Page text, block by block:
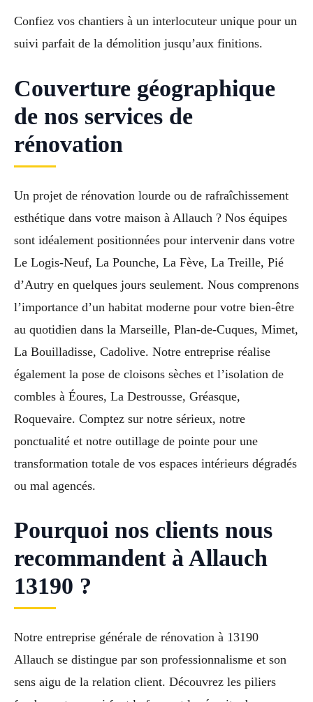
Confiez vos chantiers à un interlocuteur unique pour un
suivi parfait de la démolition jusqu’aux finitions.
Couverture géographique
de nos services de
rénovation
Un projet de rénovation lourde ou de rafraîchissement
esthétique dans votre maison à Allauch ? Nos équipes
sont idéalement positionnées pour intervenir dans votre
Le Logis-Neuf, La Pounche, La Fève, La Treille, Pié
d’Autry en quelques jours seulement. Nous comprenons
l’importance d’un habitat moderne pour votre bien-être
au quotidien dans la Marseille, Plan-de-Cuques, Mimet,
La Bouilladisse, Cadolive. Notre entreprise réalise
également la pose de cloisons sèches et l’isolation de
combles à Éoures, La Destrousse, Gréasque,
Roquevaire. Comptez sur notre sérieux, notre
ponctualité et notre outillage de pointe pour une
transformation totale de vos espaces intérieurs dégradés
ou mal agencés.
Pourquoi nos clients nous
recommandent à Allauch
13190 ?
Notre entreprise générale de rénovation à 13190
Allauch se distingue par son professionnalisme et son
sens aigu de la relation client. Découvrez les piliers